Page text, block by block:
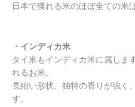
日本で獲れる米のほぼ全ての米
・インディカ米
タイ米もインディカ米に属しま
れるお米。
長細い形状、独特の香りが強く
す。